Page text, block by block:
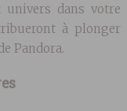
univers dans votre
à plonger
Pandora.